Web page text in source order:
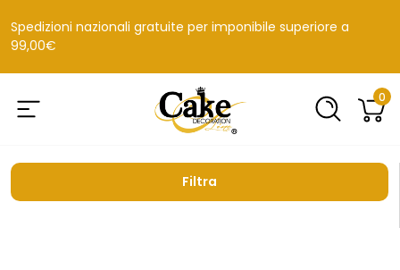
Spedizioni nazionali gratuite per imponibile superiore a
99,00€
0
Filtra